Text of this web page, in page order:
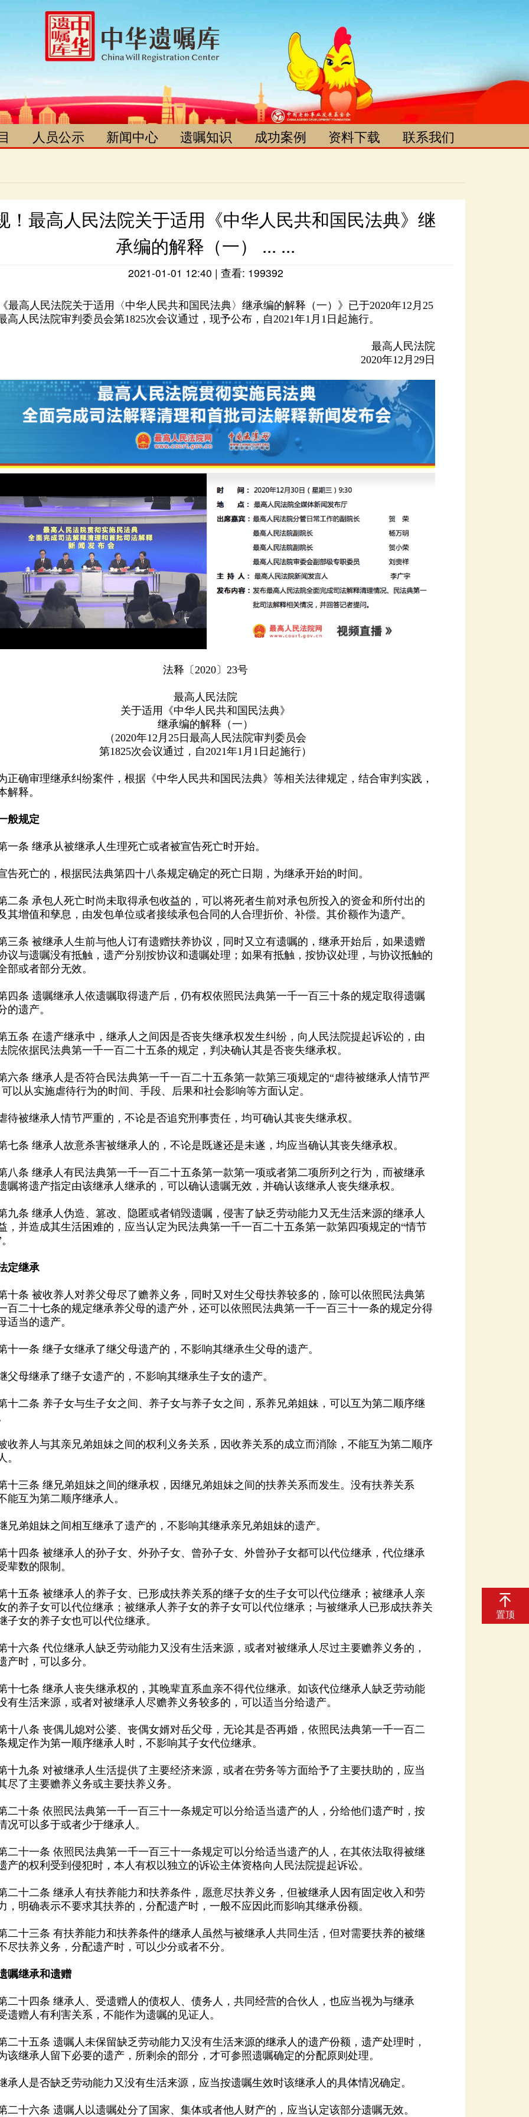
人员公示
律师团
学术委员会
法律委员会
遗产捐赠协调员
新闻中心
活动动态
视频新闻
群众嘉奖
遗嘱知识
遗嘱案例
遗嘱知识
成功案例
资料下载
联系我们
对接单位公示
媒体合作
联系方式
承编的解释（一） ... ...
2021-01-01 12:40 | 查看: 199392
最高人民法院关于适用〈中华人民共和国民法典〉继承编的解释（一）》已于
高人民法院审判委员会第1825次会议通过，现予公布，自2021年1月1日起施行。
最高人民法院
2020年12月29日
法释〔2020〕23号
最高人民法院
关于适用《中华人民共和国民法典》
继承编的解释（一）
（2020年12月25日最高人民法院审判委员会
第1825次会议通过，自2021年1月1日起施行）
解释。
般规定
继承从被继承人生理死亡或者被宣告死亡时开始。
亡的，根据民法典第四十八条规定确定的死亡日期，为继承开始的时间。
其增值和孳息，由发包单位或者接续承包合同的人合理折价、补偿。其价额作为遗产。
部或者部分无效。
的遗产。
院依据民法典第一千一百二十五条的规定，判决确认其是否丧失继承权。
以从实施虐待行为的时间、手段、后果和社会影响等方面认定。
继承人情节严重的，不论是否追究刑事责任，均可确认其丧失继承权。
继承人故意杀害被继承人的，不论是既遂还是未遂，均应当确认其丧失继承权。
嘱将遗产指定由该继承人继承的，可以确认遗嘱无效，并确认该继承人丧失继承权。
定继承
适当的遗产。
条 继子女继承了继父母遗产的，不影响其继承生父母的遗产。
继承了继子女遗产的，不影响其继承生子女的遗产。
。
能互为第二顺序继承人。
姐妹之间相互继承了遗产的，不影响其继承亲兄弟姐妹的遗产。
辈数的限制。
子女的养子女也可以代位继承。
产时，可以多分。
有生活来源，或者对被继承人尽赡养义务较多的，可以适当分给遗产。
规定作为第一顺序继承人时，不影响其子女代位继承。
尽了主要赡养义务或主要扶养义务。
况可以多于或者少于继承人。
产的权利受到侵犯时，本人有权以独立的诉讼主体资格向人民法院提起诉讼。
，明确表示不要求其扶养的，分配遗产时，一般不应因此而影响其继承份额。
尽扶养义务，分配遗产时，可以少分或者不分。
嘱继承和遗赠
遗赠人有利害关系，不能作为遗嘱的见证人。
该继承人留下必要的遗产，所剩余的部分，才可参照遗嘱确定的分配原则处理。
是否缺乏劳动能力又没有生活来源，应当按遗嘱生效时该继承人的具体情况确定。
六条 遗嘱人以遗嘱处分了国家、集体或者他人财产的，应当认定该部分遗嘱无效。
置顶